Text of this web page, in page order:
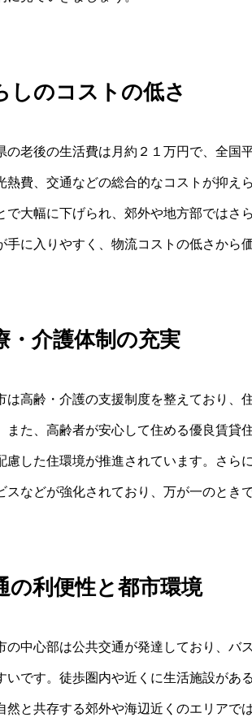
しのコストの低さ
の老後の生活費は月約２１万円で、全国
熱費、交通などの総合的なコストが抑え
で大幅に下げられ、郊外や地方部ではさ
手に入りやすく、物流コストの低さから
・介護体制の充実
は高齢・介護の支援制度を整えており、
また、高齢者が安心して住める優良賃貸
慮した住環境が推進されています。さら
スなどが強化されており、万が一のとき
の利便性と都市環境
の中心部は公共交通が発達しており、バ
いです。徒歩圏内や近くに生活施設があ
然と共存する郊外や海辺近くのエリアで